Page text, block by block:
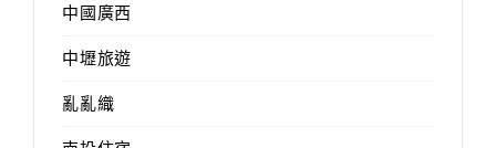
中國廣西
中壢旅遊
亂亂織